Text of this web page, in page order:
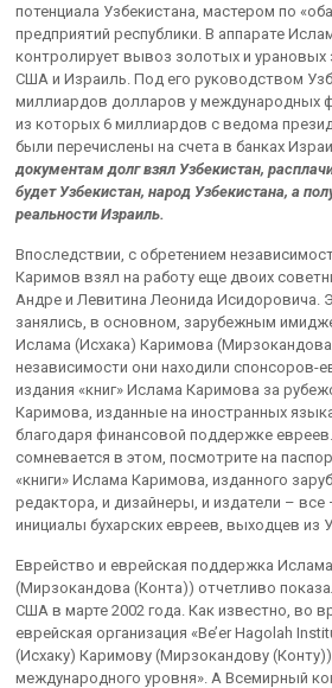
потенциала Узбекистана, мастером по
предприятий республики. В аппарате
контролирует вывоз золотых и урановых
США и Израиль. Под его руководством
миллиардов долларов у международных
из которых 6 миллиардов с ведома
были перечислены на счета в банках
документам долг взял Узбекистан,
будет Узбекистан, народ Узбекистана, а
реальности Израиль.
Впоследствии, с обретением
Каримов взял на работу еще двоих
Андре и Левитина Леонида Исидоровича.
занялись, в основном, зарубежным
Ислама (Исхака) Каримова
независимости они находили спонсоров-
издания «книг» Ислама Каримова за
Каримова, изданные на иностранных
благодаря финансовой поддержке
сомневается в этом, посмотрите на
«книги» Ислама Каримова, изданного
редактора, и дизайнеры, и издатели – все
инициалы бухарских евреев, выходцев из
Еврейство и еврейская поддержка
(Мирзокандова (Конта)) отчетливо
США в марте 2002 года. Как известно, во
еврейская организация «Be’er Hagolah
(Исхаку) Каримову (Мирзокандову
международного уровня». А Всемирный